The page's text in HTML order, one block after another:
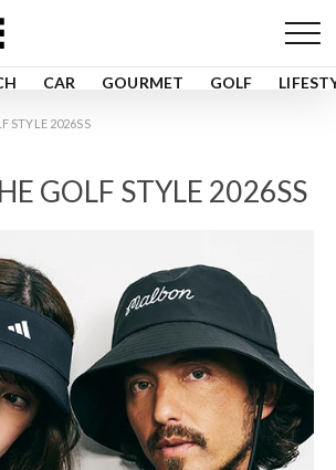
CAR GOURMET GOLF
STYLE 2026SS
GOLF STYLE 2026SS